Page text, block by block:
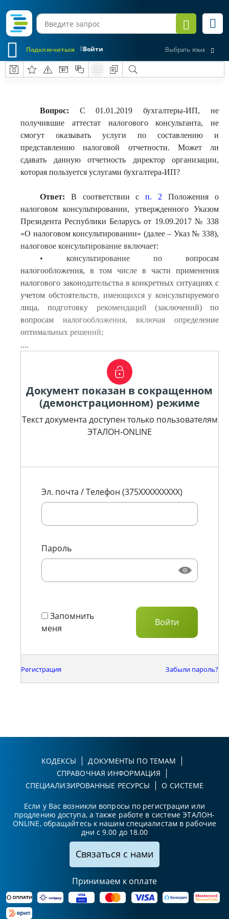
Войти
Подключиться Выбрать язык
Вопрос: С 01.01.2019 бухгалтеры-ИП, не
получившие аттестат налогового консультанта, не
смогут оказывать услуги по составлению и
представлению налоговой отчетности. Может ли
сдавать данную отчетность директор организации,
которая пользуется услугами бухгалтера-ИП?
Ответ: В соответствии сп. 2 Положения о
налоговом консультировании, утвержденного Указом
Президента Республики Беларусь от 19.09.2017 № 338
«О налоговом консультировании» (далее – Указ № 338),
налоговое консультирование включает:
• консультирование по вопросам
налогообложения, в том числе в части применения
налогового законодательства в конкретных ситуациях с
учетом обстоятельств, имеющихся у консультируемого
лица, подготовку рекомендаций (заключений) по
вопросам налогообложения, включая определение
оптимальных решений;
....
Документ показан в сокращенном
(демонстрационном) режиме
Текст документа доступен только пользователям
ЭТАЛОН-ONLINE
Эл. почта / Телефон (375XXXXXXXXX)
Пароль
Запомнить
меня
Регистрация Забыли пароль?
КОДЕКСЫ
ДОКУМЕНТЫ ПО ТЕМАМ
СПРАВОЧНАЯ ИНФОРМАЦИЯ
СПЕЦИАЛИЗИРОВАННЫЕ РЕСУРСЫ
О СИСТЕМЕ
Если у Вас возникли вопросы по регистрации или
продлению доступа, а также работе в системе ЭТАЛОН-
ONLINE, обращайтесь к нашим специалистам в рабочие
дни с 9.00 до 18.00
Связаться с нами
Принимаем к оплате